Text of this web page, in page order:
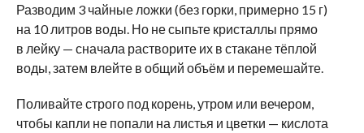
Разводим 3 чайные ложки (без горки, примерно 15 г)
на 10 литров воды. Но не сыпьте кристаллы прямо
в лейку — сначала растворите их в стакане тёплой
воды, затем влейте в общий объём и перемешайте.
Поливайте строго под корень, утром или вечером,
чтобы капли не попали на листья и цветки — кислота